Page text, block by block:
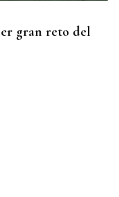
gran reto del